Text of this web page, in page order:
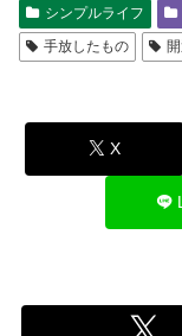
シンプルライフ
手放したもの
X